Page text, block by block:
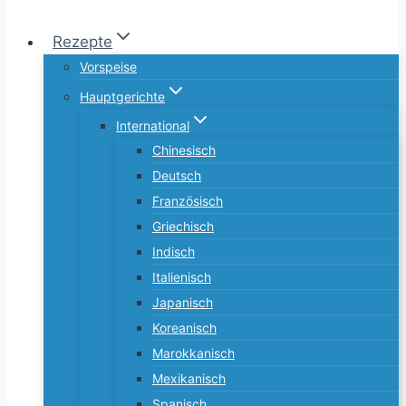
Rezepte
Vorspeise
Hauptgerichte
International
Chinesisch
Deutsch
Französisch
Griechisch
Indisch
Italienisch
Japanisch
Koreanisch
Marokkanisch
Mexikanisch